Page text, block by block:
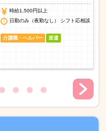
時給1,500円以上
日勤のみ（夜勤なし） シフト応相談
介護職・ヘルパー 派遣